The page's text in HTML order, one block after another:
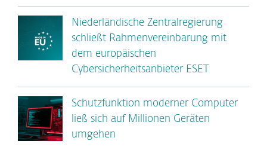
Niederländische Zentralregierung
schließt Rahmenvereinbarung mit
dem europäischen
Cybersicherheitsanbieter ESET
Schutzfunktion moderner Computer
ließ sich auf Millionen Geräten
umgehen